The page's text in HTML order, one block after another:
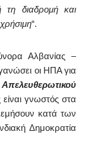
τη διαδρομή και
“.
Αλβανίας –
οι ΗΠΑ για
Απελευθερωτικού
γνωστός στα
κατά των
Δημοκρατία